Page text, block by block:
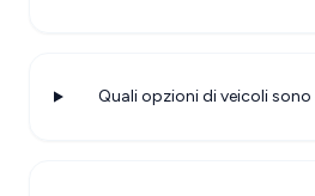
Quali opzioni di veicoli